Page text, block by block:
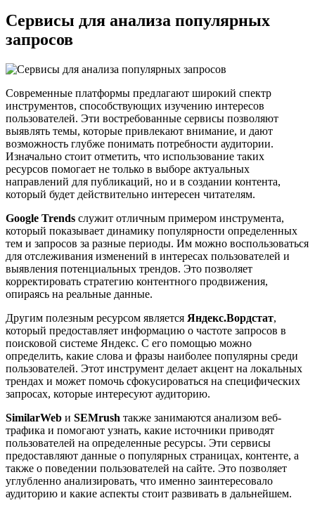
Сервисы для анализа популярных
запросов
Современные платформы предлагают широкий спектр
инструментов, способствующих изучению интересов
пользователей. Эти востребованные сервисы позволяют
выявлять темы, которые привлекают внимание, и дают
возможность глубже понимать потребности аудитории.
Изначально стоит отметить, что использование таких
ресурсов помогает не только в выборе актуальных
направлений для публикаций, но и в создании контента,
который будет действительно интересен читателям.
Google Trends служит отличным примером инструмента,
который показывает динамику популярности определенных
тем и запросов за разные периоды. Им можно воспользоваться
для отслеживания изменений в интересах пользователей и
выявления потенциальных трендов. Это позволяет
корректировать стратегию контентного продвижения,
опираясь на реальные данные.
Другим полезным ресурсом является Яндекс.Вордстат,
который предоставляет информацию о частоте запросов в
поисковой системе Яндекс. С его помощью можно
определить, какие слова и фразы наиболее популярны среди
пользователей. Этот инструмент делает акцент на локальных
трендах и может помочь сфокусироваться на специфических
запросах, которые интересуют аудиторию.
SimilarWeb и SEMrush также занимаются анализом веб-
трафика и помогают узнать, какие источники приводят
пользователей на определенные ресурсы. Эти сервисы
предоставляют данные о популярных страницах, контенте, а
также о поведении пользователей на сайте. Это позволяет
углубленно анализировать, что именно заинтересовало
аудиторию и какие аспекты стоит развивать в дальнейшем.